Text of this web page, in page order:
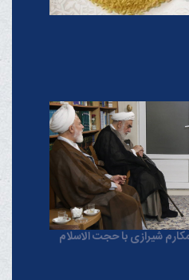
شیرازی با حجت الاسلام